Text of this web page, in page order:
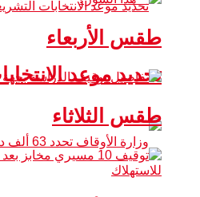
تحديد موعد
طقس الأربعاء
طقس الثلاثاء